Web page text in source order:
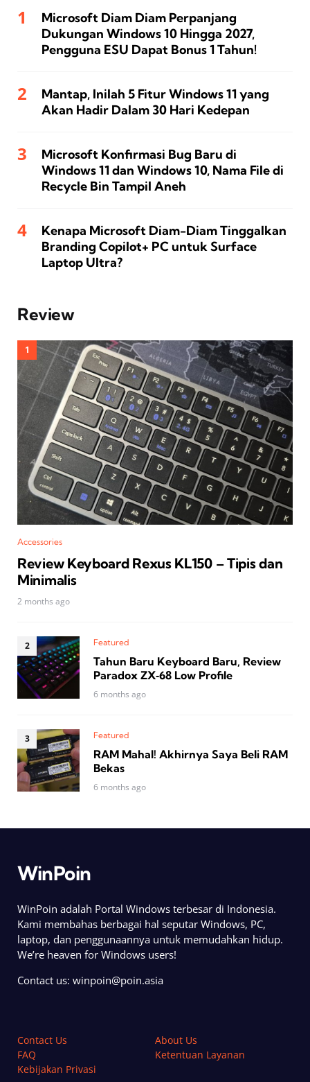
Microsoft Diam Diam Perpanjang
Dukungan Windows 10 Hingga 2027,
Pengguna ESU Dapat Bonus 1 Tahun!
Mantap, Inilah 5 Fitur Windows 11 yang
Akan Hadir Dalam 30 Hari Kedepan
Microsoft Konfirmasi Bug Baru di
Windows 11 dan Windows 10, Nama File di
Recycle Bin Tampil Aneh
Kenapa Microsoft Diam-Diam Tinggalkan
Branding Copilot+ PC untuk Surface
Laptop Ultra?
Review
Accessories
Review Keyboard Rexus KL150 – Tipis dan
Minimalis
2 months ago
Featured
Tahun Baru Keyboard Baru, Review
Paradox ZX‑68 Low Profile
6 months ago
Featured
RAM Mahal! Akhirnya Saya Beli RAM
Bekas
6 months ago
WinPoin
WinPoin adalah Portal Windows terbesar di Indonesia.
Kami membahas berbagai hal seputar Windows, PC,
laptop, dan penggunaannya untuk memudahkan hidup.
We’re heaven for Windows users!
Contact us: winpoin@poin.asia
Contact Us
About Us
FAQ
Ketentuan Layanan
Kebijakan Privasi